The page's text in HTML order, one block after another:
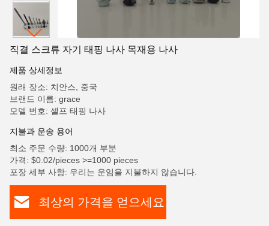
직결 스크류 자기 태핑 나사 목재용 나사
제품 상세정보
원래 장소: 치안스, 중국
브랜드 이름: grace
모델 번호: 셀프 태핑 나사
지불과 운송 용어
최소 주문 수량: 1000개 부분
가격: $0.02/pieces >=1000 pieces
포장 세부 사항: 우리는 운임을 지불하지 않습니다.
최상의 가격을 얻으세요